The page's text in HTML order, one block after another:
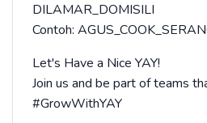
DILAMAR_DOMISILI
Contoh:
Let's Have a Nice YAY!
Join us and be part of teams
#GrowWithYAY